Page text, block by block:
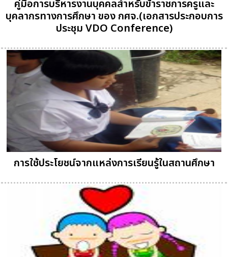
คู่มือการบริหารงานบุคคลสำหรับข้าราชการครูและ
บุคลากรทางการศึกษา ของ กศจ.(เอกสารประกอบการ
ประชุม VDO Conference)
การใช้ประโยชน์จากแหล่งการเรียนรู้ในสถานศึกษา